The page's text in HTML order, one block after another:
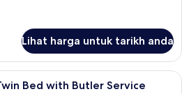
Lihat harga untuk tarikh anda
Impressive Forest Suite Twin Bed
Bed with Butler Service